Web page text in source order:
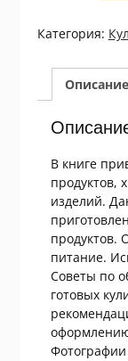
Тычинский.
Вкусно,
полезно,
рационально
Категория:
Описание
В книге
продуктов,
изделий.
продуктов.
питание.
Советы по
готовых